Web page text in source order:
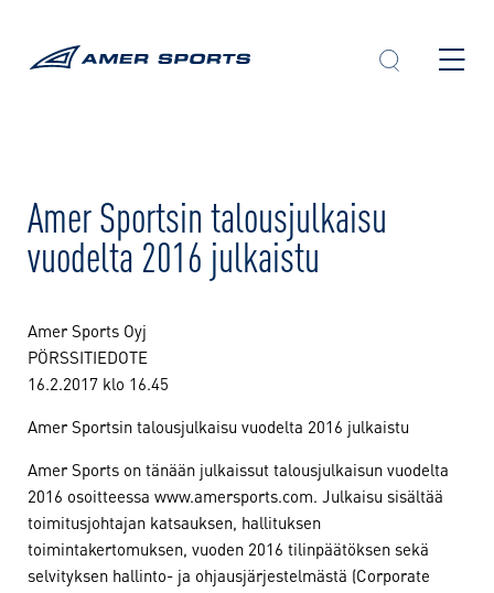
Amer Sportsin talousjulkaisu
vuodelta 2016 julkaistu
Amer Sports Oyj
PÖRSSITIEDOTE
16.2.2017 klo 16.45
Amer Sportsin talousjulkaisu vuodelta 2016 julkaistu
Amer Sports on tänään julkaissut talousjulkaisun vuodelta
2016 osoitteessa www.amersports.com. Julkaisu sisältää
toimitusjohtajan katsauksen, hallituksen
toimintakertomuksen, vuoden 2016 tilinpäätöksen sekä
selvityksen hallinto- ja ohjausjärjestelmästä (Corporate